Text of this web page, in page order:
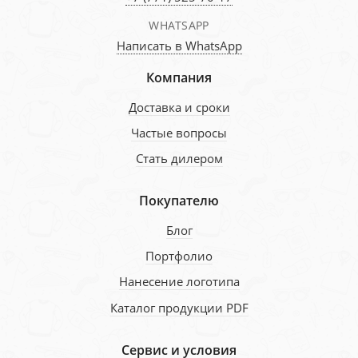
WHATSAPP
Написать в WhatsApp
Компания
Доставка и сроки
Частые вопросы
Стать дилером
Покупателю
Блог
Портфолио
Нанесение логотипа
Каталог продукции PDF
Сервис и условия